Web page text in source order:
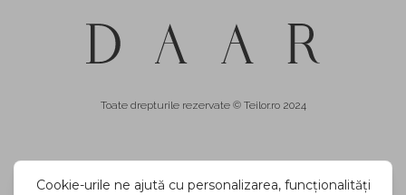
Toate drepturile rezervate © Teilor.ro 2024